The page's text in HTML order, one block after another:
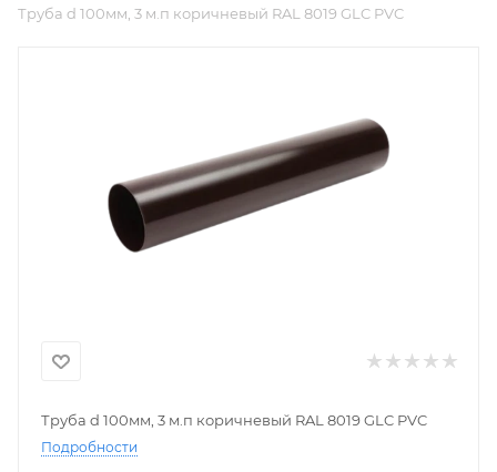
Труба d 100мм, 3 м.п коричневый RAL 8019 GLC PVC
Труба d 100мм, 3 м.п коричневый RAL 8019 GLC PVC
Подробности